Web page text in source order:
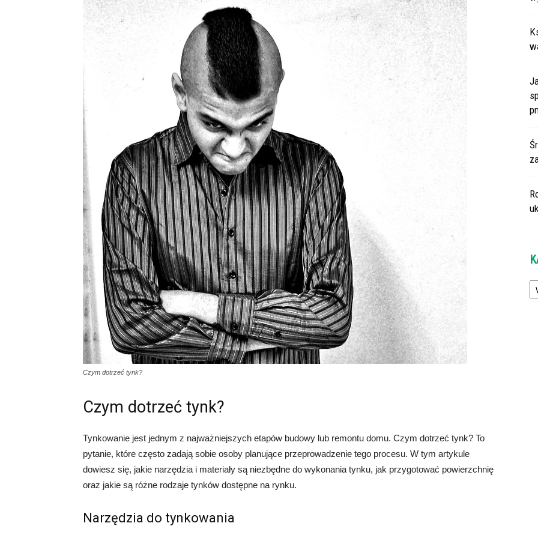
Czym dotrzeć tynk?
Czym dotrzeć tynk?
Tynkowanie jest jednym z najważniejszych etapów budowy lub remontu domu. Czym dotrzeć tynk? To
pytanie, które często zadają sobie osoby planujące przeprowadzenie tego procesu. W tym artykule
dowiesz się, jakie narzędzia i materiały są niezbędne do wykonania tynku, jak przygotować powierzchnię
oraz jakie są różne rodzaje tynków dostępne na rynku.
Narzędzia do tynkowania